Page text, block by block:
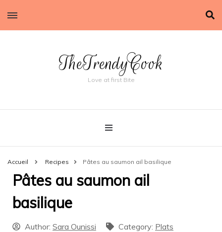
TheTrendyCook
Love at first Bite
Accueil Recipes Pâtes au saumon ail basilique
Pâtes au saumon ail
basilique
Author: Sara Ounissi Category: Plats